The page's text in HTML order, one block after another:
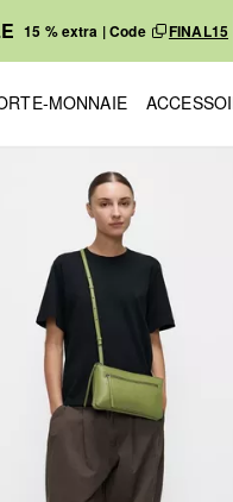
15 % extra | Code FINAL15
MONNAIE